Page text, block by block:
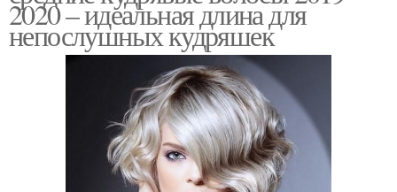
2020 – идеальная длина для
непослушных кудряшек